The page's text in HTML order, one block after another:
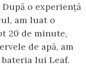
o experiență
am luat o
20 de minute,
de apă, am
lui Leaf.